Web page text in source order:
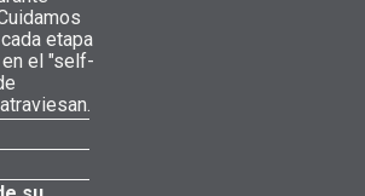
etapa
el "self-